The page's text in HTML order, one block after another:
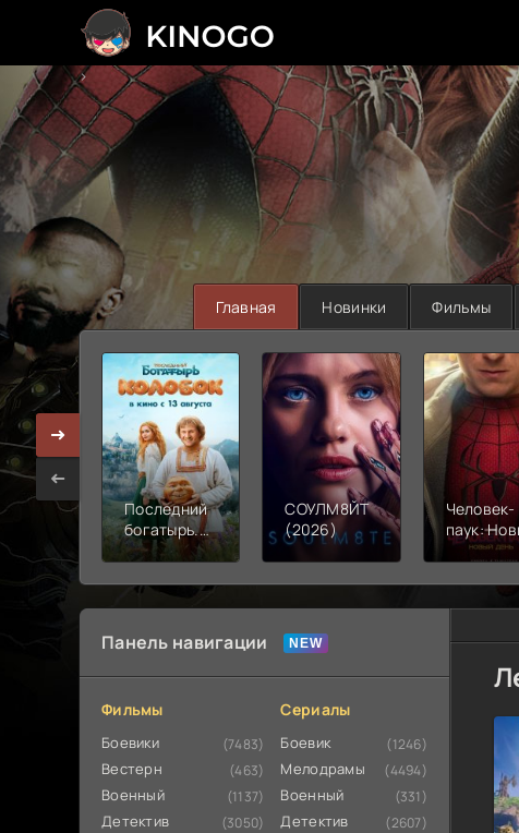
>
Главная Новинки Фильмы
Последний
богатырь.
Колобок
СОУЛМ8ЙТ
(2026)
Человек-
паук:
день
Панель навигации
Фильмы
Боевики (7483)
Вестерн (463)
Военный (1137)
Детектив (3050)
Сериалы
Боевик (1246)
Мелодрамы (4494)
Военный (331)
Детектив (2607)